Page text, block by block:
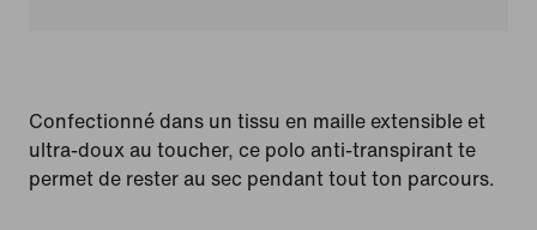
Confectionné dans un tissu en maille extensible et
ultra-doux au toucher, ce polo anti-transpirant te
permet de rester au sec pendant tout ton parcours.